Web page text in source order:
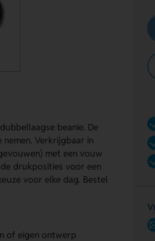
beanie. De
Verkrijgbaar in
met een vouw
drukposities voor een
voor elke dag. Bestel
of eigen ontwerp